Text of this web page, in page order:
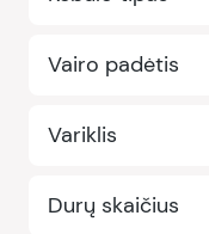
Vairo padėtis
Variklis
Durų skaičius